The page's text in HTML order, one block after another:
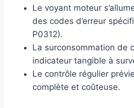
Le voyant moteur
des codes d’erreur
P0312).
La surconsommation de
indicateur tangible à
Le contrôle régulier
complète et coûteuse.